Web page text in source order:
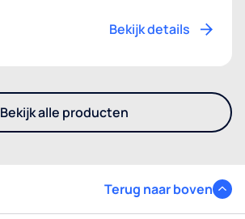
Bekijk details
Bekijk alle producten- Ontdek onze andere
Terug naar boven